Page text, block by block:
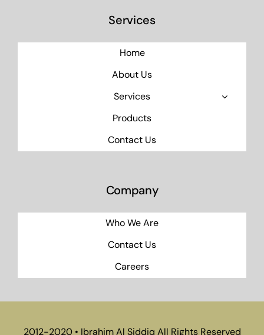
Services
Home
About Us
Services
Products
Contact Us
Company
Who We Are
Contact Us
Careers
2012-2020 • Ibrahim Al Siddiq All Rights Reserved